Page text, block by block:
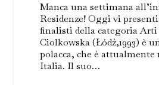
Manca una settimana
Residenze! Oggi vi
finalisti della categoria
Ciolkowska (Łódź,1993) è
polacca, che è attualmente
Italia. Il suo…